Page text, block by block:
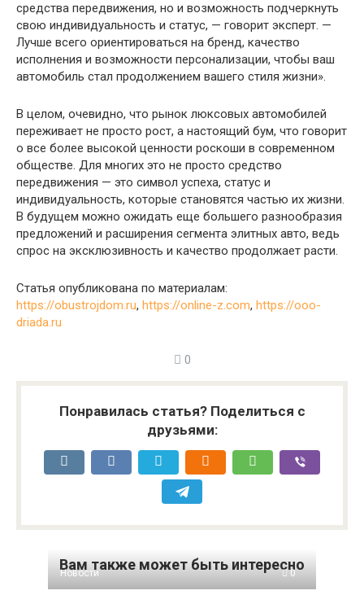
средства передвижения, но и возможность подчеркнуть
свою индивидуальность и статус, — говорит эксперт. —
Лучше всего ориентироваться на бренд, качество
исполнения и возможности персонализации, чтобы ваш
автомобиль стал продолжением вашего стиля жизни».
В целом, очевидно, что рынок люксовых автомобилей
переживает не просто рост, а настоящий бум, что говорит
о все более высокой ценности роскоши в современном
обществе. Для многих это не просто средство
передвижения — это символ успеха, статус и
индивидуальность, которые становятся частью их жизни.
В будущем можно ожидать еще большего разнообразия
предложений и расширения сегмента элитных авто, ведь
спрос на эксклюзивность и качество продолжает расти.
Статья опубликована по материалам:
https://obustrojdom.ru, https://online-z.com, https://ooo-
driada.ru
0
Понравилась статья? Поделиться с
друзьями:
Вам также может быть интересно
Новости 0